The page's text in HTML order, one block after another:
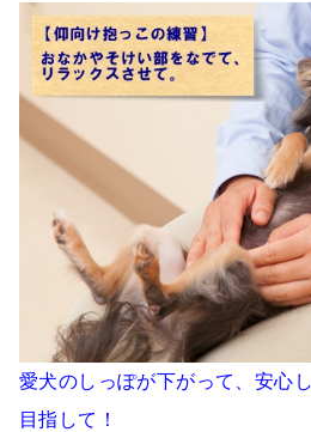
愛犬のしっぽが下がって、安心
目指して！